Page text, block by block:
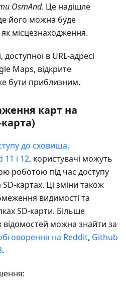
OsmAnd. Це надішле
його можна буде
як місцезнаходження.
в URL-адресі
Maps, відкрите
бути приблизним.
карт на
до сховища,
і 12, користувачі можуть
роботою під час доступу
картах. Ці зміни також
видимості та
SD-карти. Більше
відомостей можна знайти за
на Reddit, Github
.